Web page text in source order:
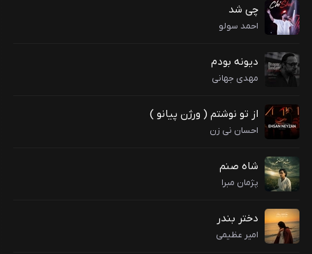
چی شد
احمد سولو
دیونه بودم
مهدی جهانی
از تو نوشتم ( ورژن پیانو )
احسان نی زن
شاه صنم
پژمان مبرا
دختر بندر
امیر عظیمی